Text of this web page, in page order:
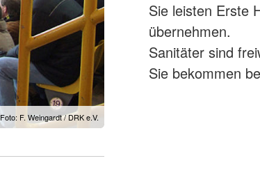
Foto: F. Weingardt / DRK e.V.
Sie leisten Erste
übernehmen.
Sanitäter sind
Sie bekommen